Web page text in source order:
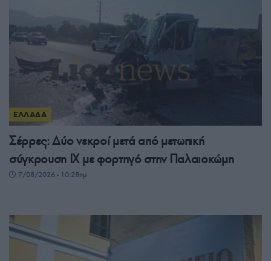
ΕΛΛΑΔΑ
Σέρρες: Δύο νεκροί μετά από μετωπική
σύγκρουση ΙΧ με φορτηγό στην Παλαιοκώμη
7/08/2026 - 10:28πμ